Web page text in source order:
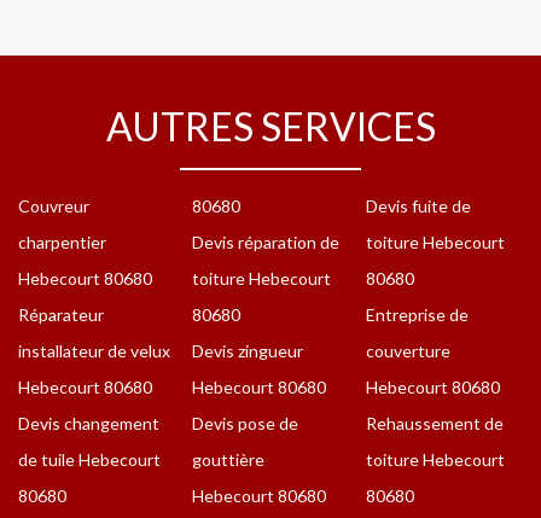
AUTRES SERVICES
Couvreur
charpentier
Hebecourt 80680
Réparateur
installateur de velux
Hebecourt 80680
Devis changement
de tuile Hebecourt
80680
80680
Devis réparation de
toiture Hebecourt
80680
Devis zingueur
Hebecourt 80680
Devis pose de
gouttière
Hebecourt 80680
Devis fuite de
toiture Hebecourt
80680
Entreprise de
couverture
Hebecourt 80680
Rehaussement de
toiture Hebecourt
80680